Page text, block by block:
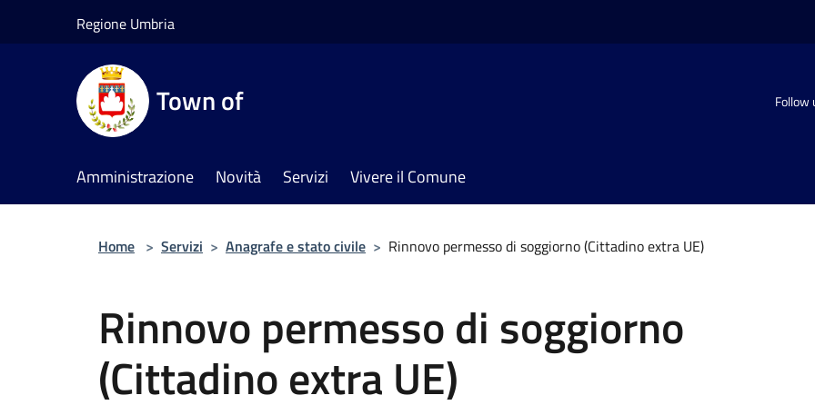
Regione Umbria
Town of Follow
Amministrazione Novità Servizi Vivere il Comune
Home > Servizi > Anagrafe e stato civile > Rinnovo permesso di soggiorno (Cittadino extra UE)
Rinnovo permesso di soggiorno
(Cittadino extra UE)